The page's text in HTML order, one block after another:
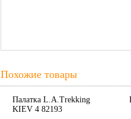
Похожие товары
Палатка L.A.Trekking
KIEV 4 82193